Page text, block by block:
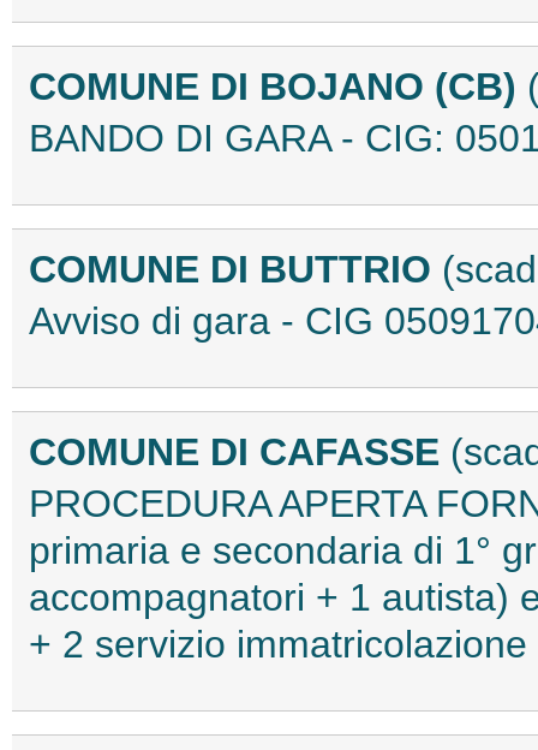
COMUNE DI BOJANO (CB)
BANDO DI GARA - CIG:
COMUNE DI BUTTRIO
Avviso di gara - CIG
COMUNE DI CAFASSE
PROCEDURA APERTA
primaria e secondaria di 1°
accompagnatori + 1 autista)
+ 2 servizio